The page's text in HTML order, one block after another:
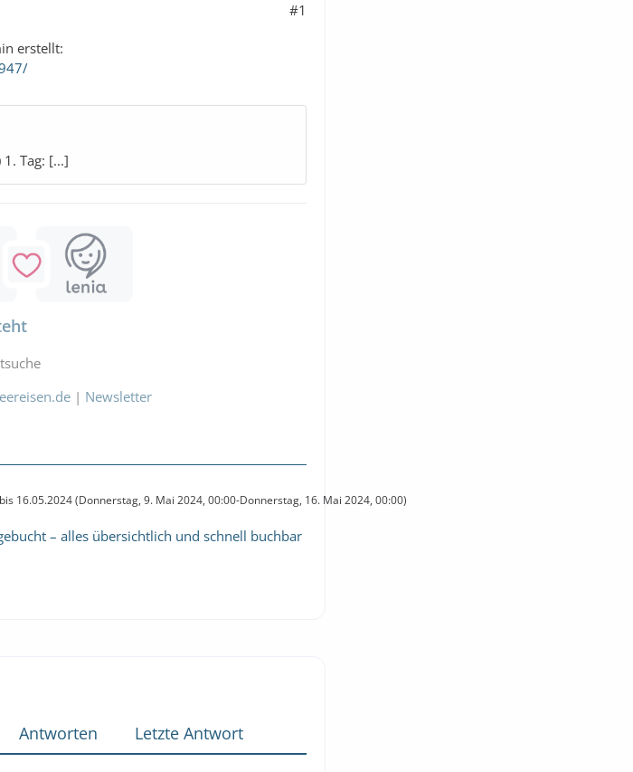
#1
erstellt:
Tag: [...]
| Newsletter
16.05.2024 (Donnerstag, 9. Mai 2024, 00:00-Donnerstag, 16. Mai 2024, 00:00)
– alles übersichtlich und schnell buchbar
Antworten Letzte Antwort